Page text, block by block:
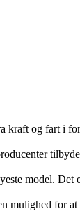
kraft og fart i
model.
for